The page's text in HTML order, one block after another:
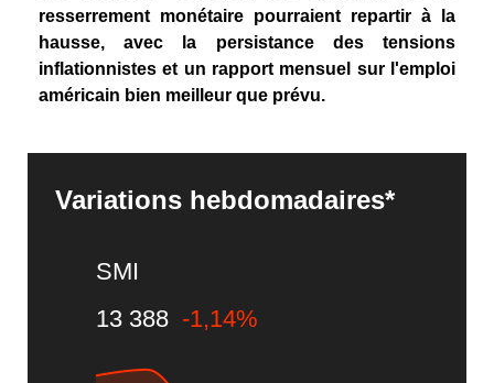
resserrement monétaire pourraient repartir à la
hausse, avec la persistance des tensions
inflationnistes et un rapport mensuel sur l'emploi
américain bien meilleur que prévu.
Variations hebdomadaires*
SMI
13 388 -1,14%